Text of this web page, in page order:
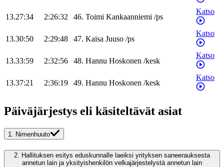
13.27:34 2:26:32 46. Toimi Kankaanniemi /ps
Katso
13.30:50 2:29:48 47. Kaisa Juuso /ps
Katso
13.33:59 2:32:56 48. Hannu Hoskonen /kesk
Katso
13.37:21 2:36:19 49. Hannu Hoskonen /kesk
Katso
Päiväjärjestys eli käsiteltävät asiat
1. Nimenhuuto
2. Hallituksen esitys eduskunnalle laeiksi yrityksen saneerauksesta
annetun lain ja yksityishenkilön velkajärjestelystä annetun lain